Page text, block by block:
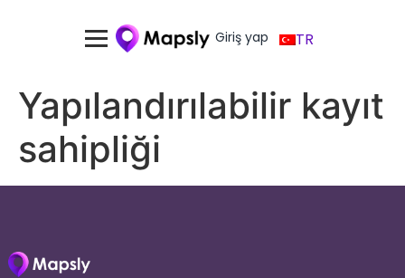
Giriş yap TR
Yapılandırılabilir kayıt
sahipliği